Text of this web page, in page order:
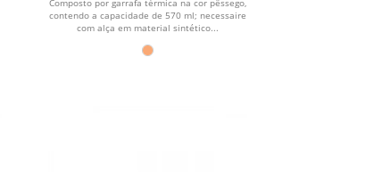
Composto por garrafa térmica na cor pêssego,
contendo a capacidade de 570 ml; necessaire
com alça em material sintético...